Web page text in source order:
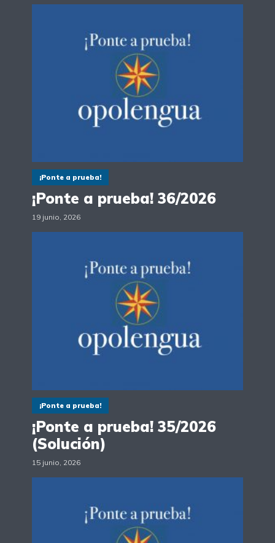
¡Ponte a prueba!
¡Ponte a prueba! 36/2026
19 junio, 2026
¡Ponte a prueba!
¡Ponte a prueba! 35/2026
(Solución)
15 junio, 2026